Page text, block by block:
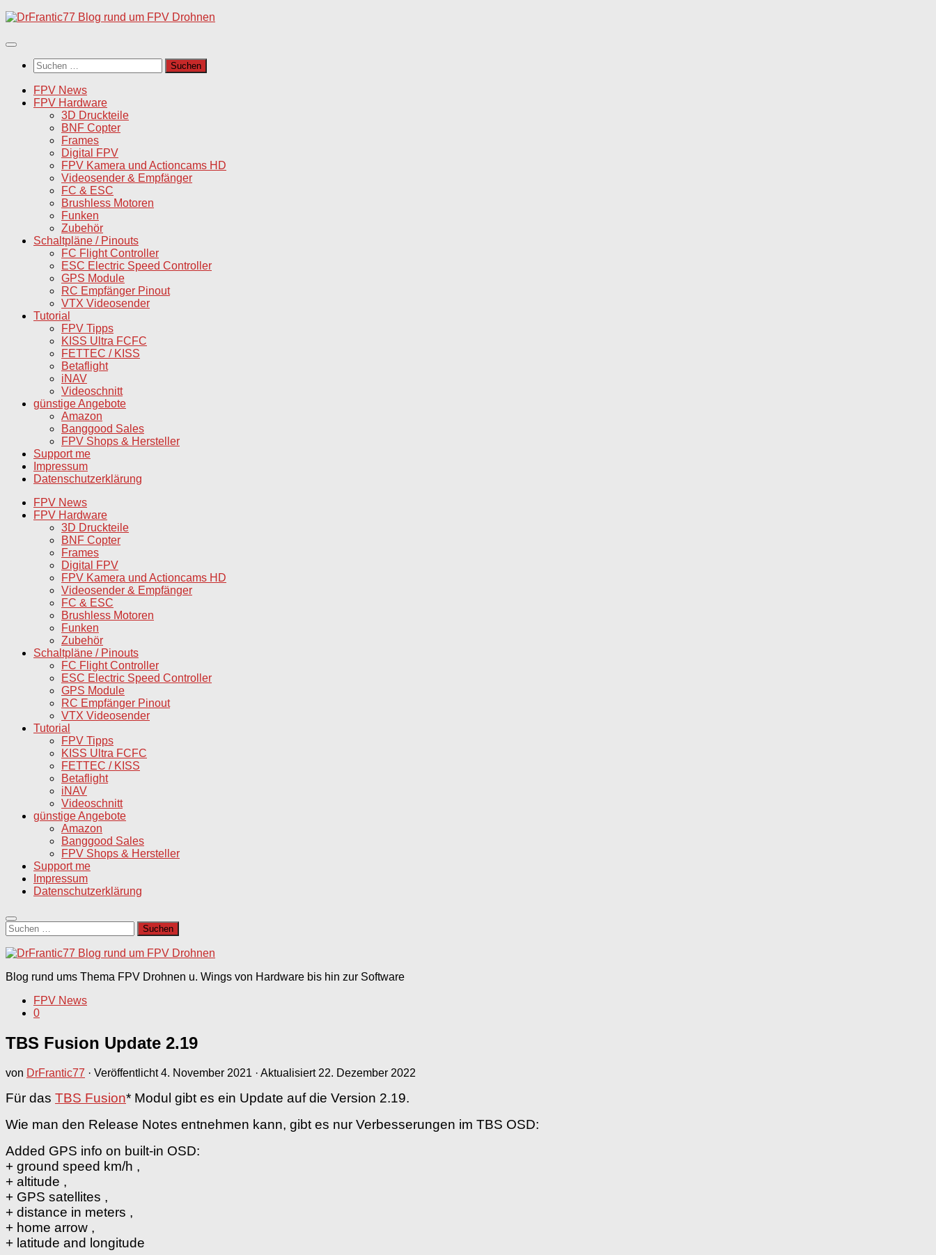
Unter
Inhalt
Suchen
nach:
FPV News
FPV Hardware
3D Druckteile
BNF Copter
Frames
Digital FPV
FPV Kamera und Actioncams HD
Videosender & Empfänger
FC & ESC
Brushless Motoren
Funken
Zubehör
Schaltpläne / Pinouts
FC Flight Controller
ESC Electric Speed Controller
GPS Module
RC Empfänger Pinout
VTX Videosender
Tutorial
FPV Tipps
KISS Ultra FCFC
FETTEC / KISS
Betaflight
iNAV
Videoschnitt
günstige Angebote
Amazon
Banggood Sales
FPV Shops & Hersteller
Support me
Impressum
Datenschutzerklärung
FPV News
FPV Hardware
3D Druckteile
BNF Copter
Frames
Digital FPV
FPV Kamera und Actioncams HD
Videosender & Empfänger
FC & ESC
Brushless Motoren
Funken
Zubehör
Schaltpläne / Pinouts
FC Flight Controller
ESC Electric Speed Controller
GPS Module
RC Empfänger Pinout
VTX Videosender
Tutorial
FPV Tipps
KISS Ultra FCFC
FETTEC / KISS
Betaflight
iNAV
Videoschnitt
günstige Angebote
Amazon
Banggood Sales
FPV Shops & Hersteller
Support me
Impressum
Datenschutzerklärung
Suchen
nach:
Blog rund ums Thema FPV Drohnen u. Wings von Hardware bis hin zur Software
FPV News
0
TBS Fusion Update 2.19
von DrFrantic77 · Veröffentlicht4. November 2021 · Aktualisiert 22. Dezember 2022
Für das TBS Fusion* Modul gibt es ein Update auf die Version 2.19.
Wie man den Release Notes entnehmen kann, gibt es nur Verbesserungen im TBS OSD:
Added GPS info on built-in OSD:
+ ground speed km/h ,
+ altitude ,
+ GPS satellites ,
+ distance in meters ,
+ home arrow ,
+ latitude and longitude